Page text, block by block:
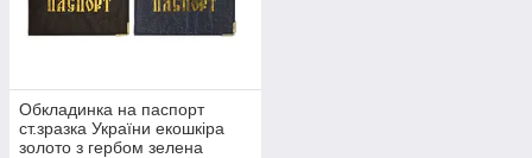
Обкладинка на паспорт
ст.зразка України екошкіра
золото з гербом зелена